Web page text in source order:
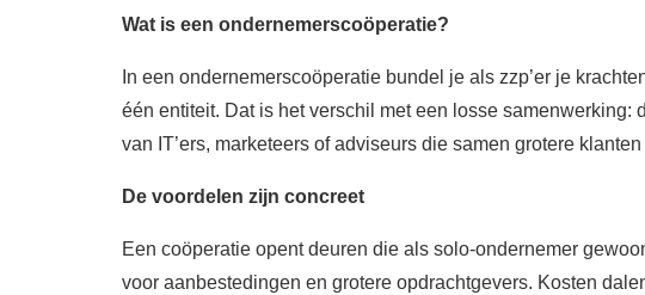
Wat is een ondernemerscoöperatie?
In een ondernemerscoöperatie bundel je als zzp’er je
één entiteit. Dat is het verschil met een losse
van IT’ers, marketeers of adviseurs die samen grotere
De voordelen zijn concreet
Een coöperatie opent deuren die als solo-ondernemer
voor aanbestedingen en grotere opdrachtgevers. Kosten